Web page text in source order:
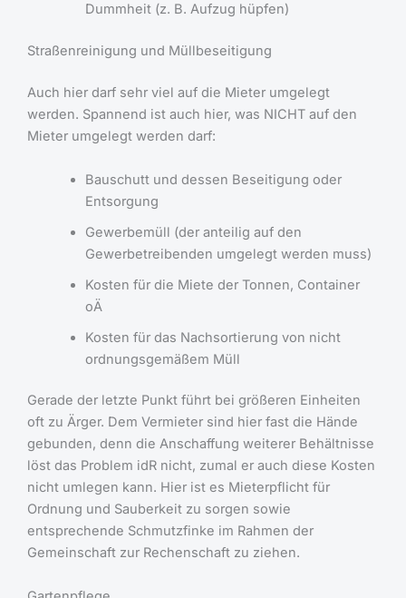
Dummheit (z. B. Aufzug hüpfen)
Straßenreinigung und Müllbeseitigung
Auch hier darf sehr viel auf die Mieter umgelegt
werden. Spannend ist auch hier, was NICHT auf den
Mieter umgelegt werden darf:
Bauschutt und dessen Beseitigung oder
Entsorgung
Gewerbemüll (der anteilig auf den
Gewerbetreibenden umgelegt werden muss)
Kosten für die Miete der Tonnen, Container
oÄ
Kosten für das Nachsortierung von nicht
ordnungsgemäßem Müll
Gerade der letzte Punkt führt bei größeren Einheiten
oft zu Ärger. Dem Vermieter sind hier fast die Hände
gebunden, denn die Anschaffung weiterer Behältnisse
löst das Problem idR nicht, zumal er auch diese Kosten
nicht umlegen kann. Hier ist es Mieterpflicht für
Ordnung und Sauberkeit zu sorgen sowie
entsprechende Schmutzfinke im Rahmen der
Gemeinschaft zur Rechenschaft zu ziehen.